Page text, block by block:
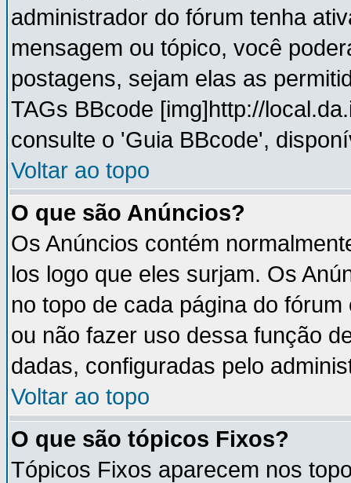
administrador do fórum tenha
mensagem ou tópico, você
postagens, sejam elas as
TAGs BBcode [img]http://
consulte o 'Guia BBcode',
Voltar ao topo
O que são Anúncios?
Os Anúncios contém
los logo que eles surjam. Os
no topo de cada página do
ou não fazer uso dessa função
dadas, configuradas pelo
Voltar ao topo
O que são tópicos Fixos?
Tópicos Fixos aparecem nos